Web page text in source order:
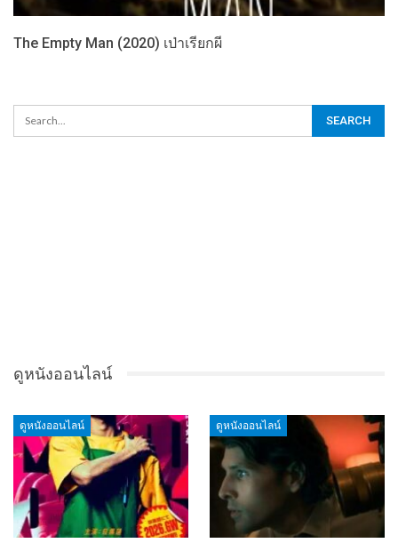
The Empty Man (2020) เป่าเรียกผี
ดูหนังออนไลน์
ดูหนังออนไลน์ ดูหนังออนไลน์